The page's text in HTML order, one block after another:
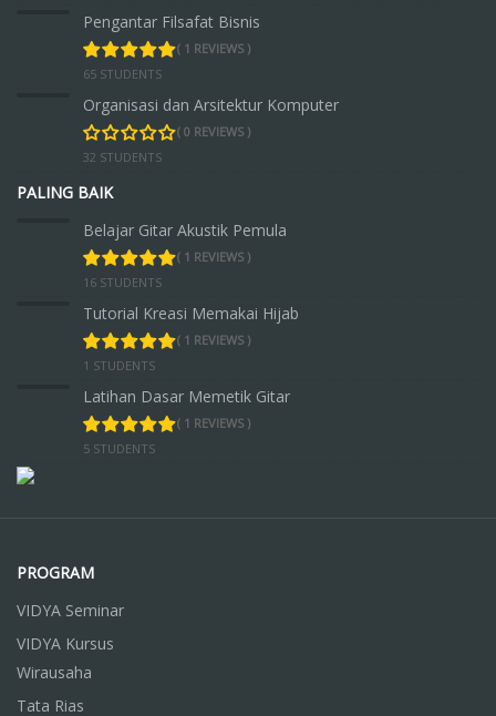
Pengantar Filsafat Bisnis
( 1 REVIEWS )
65 STUDENTS
Organisasi dan Arsitektur Komputer
( 0 REVIEWS )
32 STUDENTS
PALING BAIK
Belajar Gitar Akustik Pemula
( 1 REVIEWS )
16 STUDENTS
Tutorial Kreasi Memakai Hijab
( 1 REVIEWS )
1 STUDENTS
Latihan Dasar Memetik Gitar
( 1 REVIEWS )
5 STUDENTS
PROGRAM
VIDYA Seminar
VIDYA Kursus
Wirausaha
Tata Rias